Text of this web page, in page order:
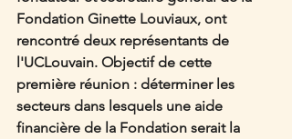
Fondation Ginette Louviaux, ont
rencontré deux représentants de
l'UCLouvain. Objectif de cette
première réunion : déterminer les
secteurs dans lesquels une aide
financière de la Fondation serait la